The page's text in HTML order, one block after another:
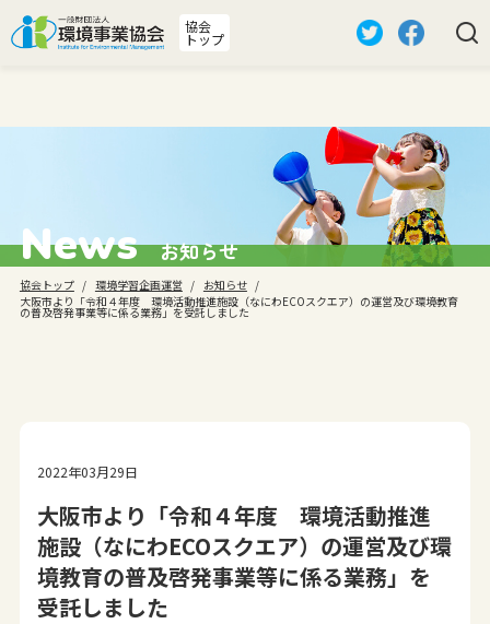
Warning: Undefined array key "HTTP_REFERER" in
/usr/home/mw2p7vcozl/www/htdocs/environmental/news/detail/
on line 24
協会
トップ
News お知らせ
協会トップ 環境学習企画運営
お知らせ
大阪市より「令和４年度 環境活動推進施設（なにわECOスクエア）の運営及び環境教育
の普及啓発事業等に係る業務」を受託しました
2022年03月29日
大阪市より「令和４年度 環境活動推進
施設（なにわECOスクエア）の運営及び環
境教育の普及啓発事業等に係る業務」を
受託しました